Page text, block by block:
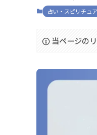
占い・スピリチュ
当ページの